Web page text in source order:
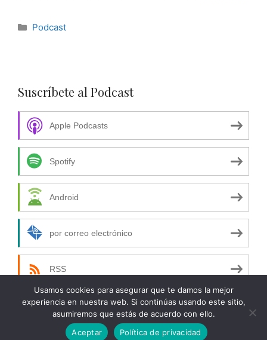
Categorías
Podcast
Suscríbete al Podcast
Apple Podcasts
Spotify
Android
por correo electrónico
RSS
© 2026 Red Key Books
Usamos cookies para asegurar que te damos la mejor
experiencia en nuestra web. Si continúas usando este sitio,
asumiremos que estás de acuerdo con ello.
Aceptar
Política de privacidad